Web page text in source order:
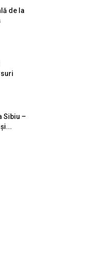
de la
Sibiu –